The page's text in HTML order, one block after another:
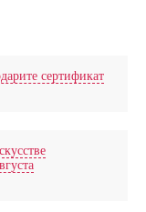
сертификат